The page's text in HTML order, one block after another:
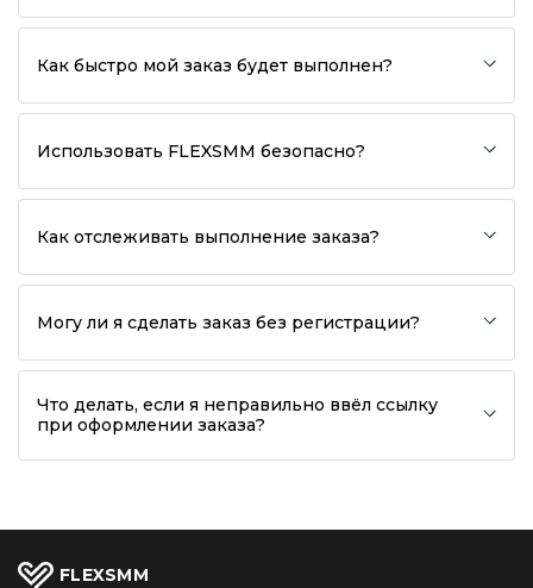
Как быстро мой заказ будет выполнен?
Использовать FLEXSMM безопасно?
Как отслеживать выполнение заказа?
Могу ли я сделать заказ без регистрации?
Что делать, если я неправильно ввёл ссылку
при оформлении заказа?
FLEXSMM